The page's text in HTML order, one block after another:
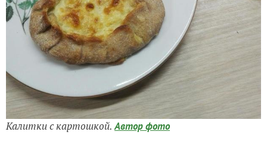
Калитки с картошкой.Автор фото